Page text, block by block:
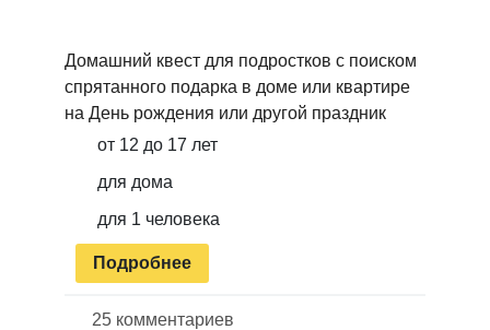
Домашний квест для подростков с поиском
спрятанного подарка в доме или квартире
на День рождения или другой праздник
от 12 до 17 лет
для дома
для 1 человека
Подробнее
25 комментариев